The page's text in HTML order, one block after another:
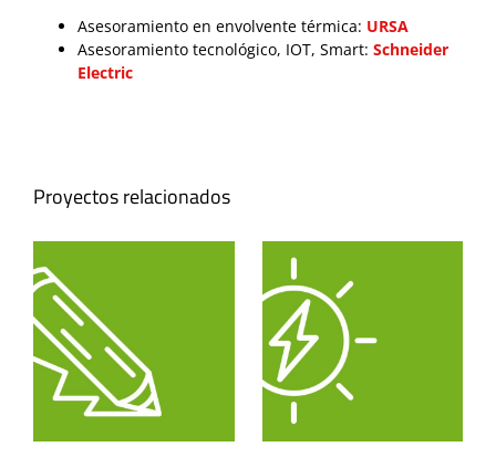
Asesoramiento en envolvente térmica: URSA
Asesoramiento tecnológico, IOT, Smart: Schneider
Electric
Proyectos relacionados